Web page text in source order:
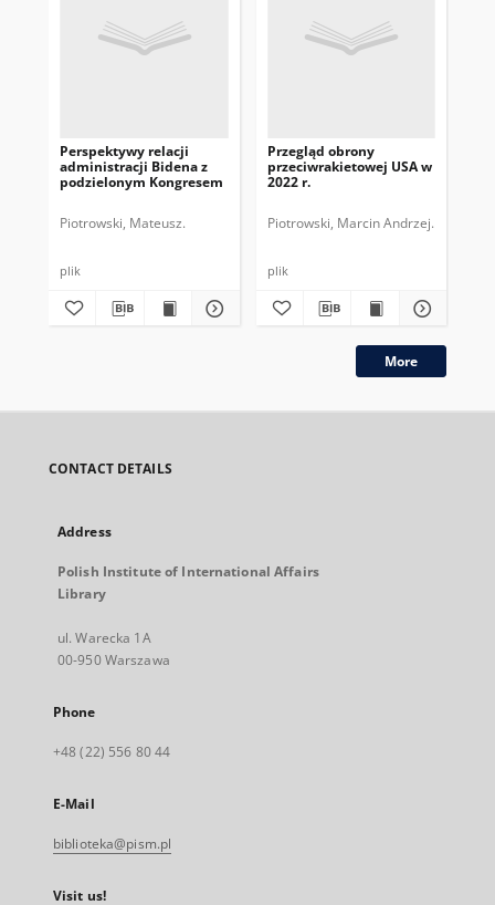
Perspektywy relacji
administracji Bidena z
podzielonym Kongresem
Piotrowski, Mateusz.
plik
Przegląd obrony
przeciwrakietowej USA w
2022 r.
Piotrowski, Marcin Andrzej.
plik
More
CONTACT DETAILS
Address
Polish Institute of International Affairs
Library
ul. Warecka 1A
00-950 Warszawa
Phone
+48 (22) 556 80 44
E-Mail
biblioteka@pism.pl
Visit us!